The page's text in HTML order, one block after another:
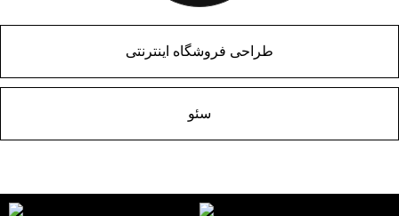
طراحی فروشگاه اینترنتی
سئو